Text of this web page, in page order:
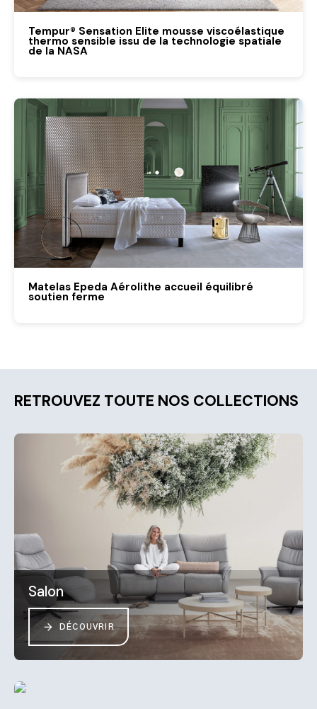
Tempur® Sensation Elite mousse viscoélastique
thermo sensible issu de la technologie spatiale
de la NASA
Matelas Epeda Aérolithe accueil équilibré
soutien ferme
RETROUVEZ TOUTE NOS COLLECTIONS
Salon
DÉCOUVRIR